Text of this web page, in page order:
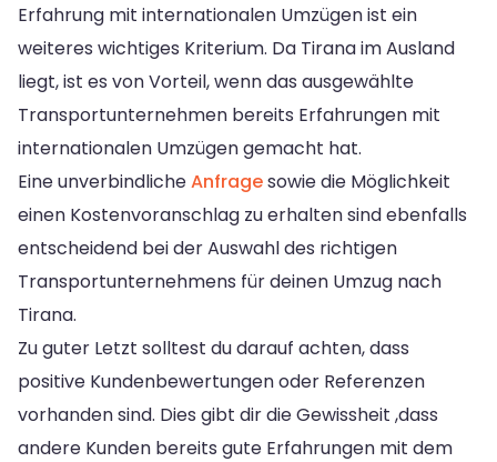
Erfahrung mit internationalen Umzügen ist ein
weiteres wichtiges Kriterium. Da Tirana im Ausland
liegt, ist es von Vorteil, wenn das ausgewählte
Transportunternehmen bereits Erfahrungen mit
internationalen Umzügen gemacht hat.
Eine unverbindlicheAnfragesowie die Möglichkeit
einen Kostenvoranschlag zu erhalten sind ebenfalls
entscheidend bei der Auswahl des richtigen
Transportunternehmens für deinen Umzug nach
Tirana.
Zu guter Letzt solltest du darauf achten, dass
positive Kundenbewertungen oder Referenzen
vorhanden sind. Dies gibt dir die Gewissheit ,dass
andere Kunden bereits gute Erfahrungen mit dem